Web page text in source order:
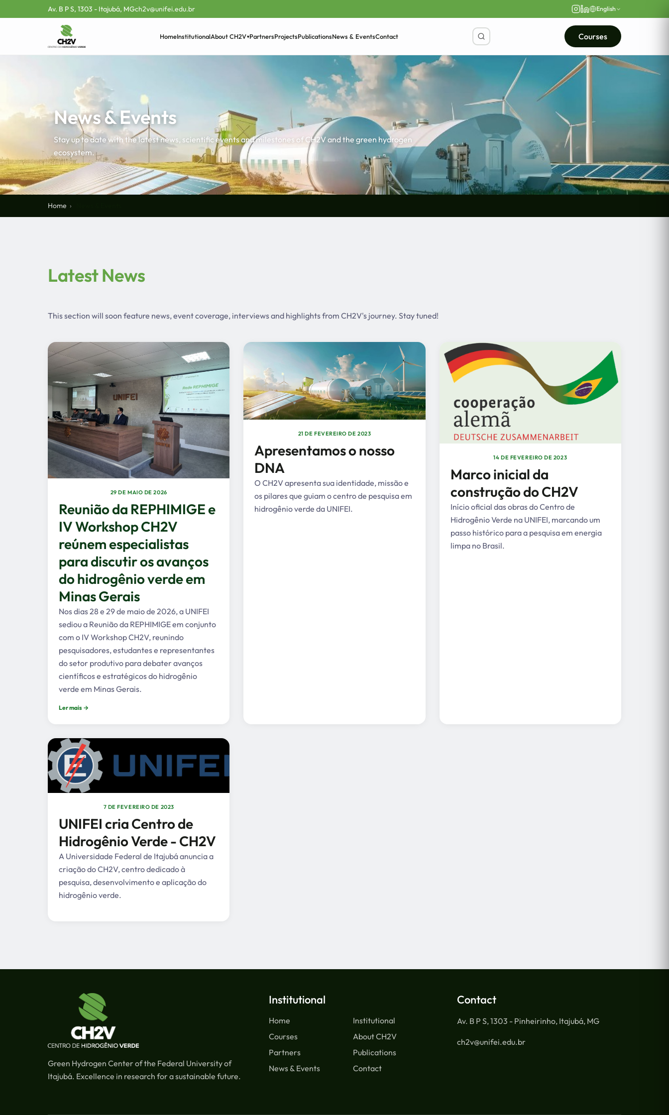
Av. B P S, 1303 - Itajubá, MGch2v@unifei.edu.br English
HomeInstitutionalAbout CH2V▾PartnersProjectsPublicationsNews & EventsContact Courses
News & Events
Stay up to date with the latest news, scientific events and milestones of CH2V and the green hydrogen
ecosystem.
Home
Latest News
This section will soon feature news, event coverage, interviews and highlights from CH2V's journey. Stay tuned!
29 DE MAIO DE 2026
Reunião da REPHIMIGE e
IV Workshop CH2V
reúnem especialistas
para discutir os avanços
do hidrogênio verde em
Minas Gerais
Nos dias 28 e 29 de maio de 2026, a UNIFEI
sediou a Reunião da REPHIMIGE em conjunto
com o IV Workshop CH2V, reunindo
pesquisadores, estudantes e representantes
do setor produtivo para debater avanços
científicos e estratégicos do hidrogênio
verde em Minas Gerais.
Ler mais →
21 DE FEVEREIRO DE 2023
Apresentamos o nosso
DNA
O CH2V apresenta sua identidade, missão e
os pilares que guiam o centro de pesquisa em
hidrogênio verde da UNIFEI.
14 DE FEVEREIRO DE 2023
Marco inicial da
construção do CH2V
Início oficial das obras do Centro de
Hidrogênio Verde na UNIFEI, marcando um
passo histórico para a pesquisa em energia
limpa no Brasil.
7 DE FEVEREIRO DE 2023
UNIFEI cria Centro de
Hidrogênio Verde - CH2V
A Universidade Federal de Itajubá anuncia a
criação do CH2V, centro dedicado à
pesquisa, desenvolvimento e aplicação do
hidrogênio verde.
Green Hydrogen Center of the Federal University of
Itajubá. Excellence in research for a sustainable future.
Institutional
Home
Institutional
Courses
About CH2V
Partners
Publications
News & Events
Contact
Contact
Av. B P S, 1303 - Pinheirinho, Itajubá, MG
ch2v@unifei.edu.br